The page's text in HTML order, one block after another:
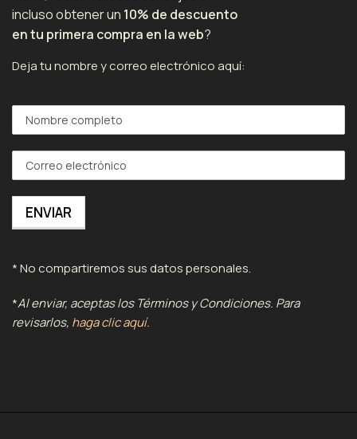
incluso obtener un 10% de descuento
en tu primera compra en la web?
Deja tu nombre y correo electrónico aquí:
* No compartiremos sus datos personales.
*Al enviar, aceptas los Términos y Condiciones. Para
revisarlos, haga clic aquí.